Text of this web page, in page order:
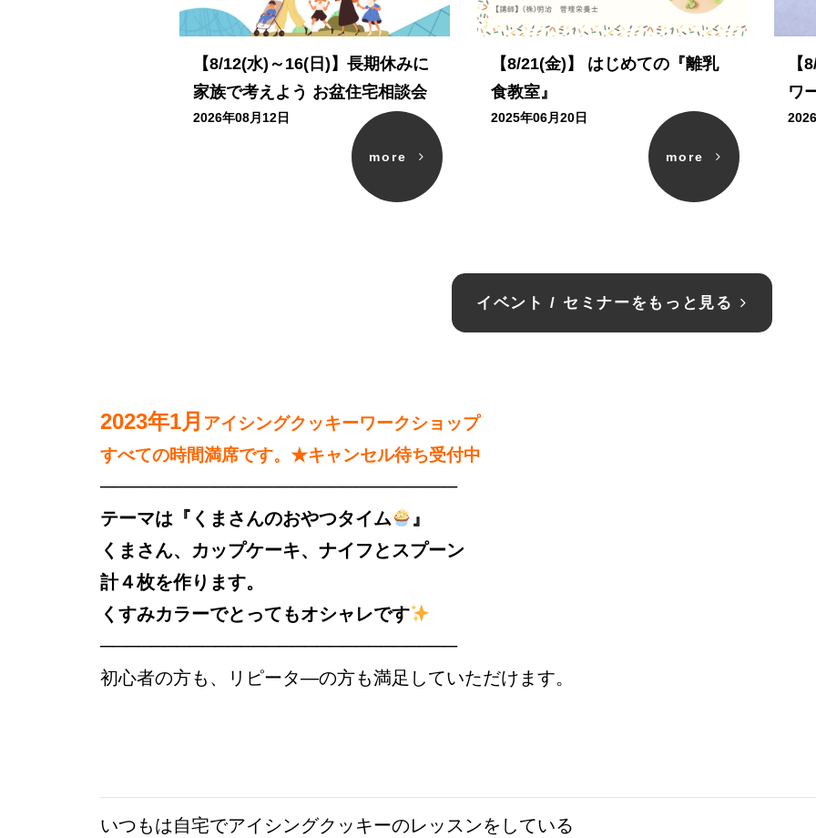
【8/12(水)～16(日)】長期休みに
家族で考えよう お盆住宅相談会
2026年08月12日
more
【8/21(金)】 はじめての『離乳
食教室』
2025年06月20日
more
ワ
イベント / セミナーをもっと見る
2023年1月 アイシングクッキーワークショップ
すべての時間満席です。★キャンセル待ち受付中
────────────────────────────
テーマは『くまさんのおやつタイム
』
くまさん、カップケーキ、ナイフとスプーン
計４枚を作ります。
くすみカラーでとってもオシャレです
────────────────────────────
初心者の方も、リピータ―の方も満足していただけます。
いつもは自宅でアイシングクッキーのレッスンをしている